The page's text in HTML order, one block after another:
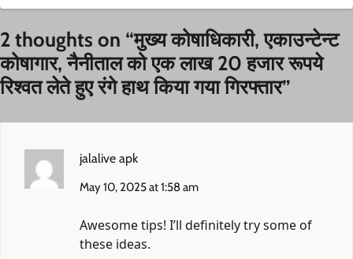
2 thoughts on “मुख्य कोषाधिकारी, एकाउन्टेन्ट
कोषागार, नैनीताल को एक लाख 20 हजार रूपये
रिश्वत लेते हुए रंगे हाथ किया गया गिरफ्तार”
jalalive apk
May 10, 2025 at 1:58 am
Awesome tips! I’ll definitely try some of
these ideas.